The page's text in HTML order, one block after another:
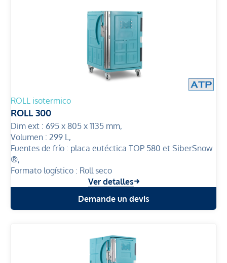
ROLL isotermico
ROLL 300
Dim ext : 695 x 805 x 1135 mm,
Volumen : 299 L,
Fuentes de frío : placa eutéctica TOP 580 et SiberSnow
®,
Formato logístico : Roll seco
Ver detalles
Demande un devis